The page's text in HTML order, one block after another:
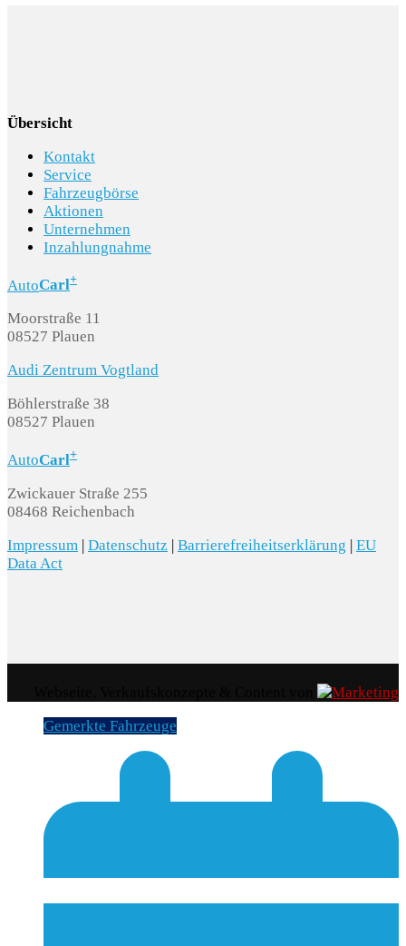
Übersicht
Kontakt
Service
Fahrzeugbörse
Aktionen
Unternehmen
Inzahlungnahme
AutoCarl+
Moorstraße 11
08527 Plauen
Audi Zentrum Vogtland
Böhlerstraße 38
08527 Plauen
AutoCarl+
Zwickauer Straße 255
08468 Reichenbach
Impressum | Datenschutz | Barrierefreiheitserklärung | EU
Data Act
Gemerkte Fahrzeuge